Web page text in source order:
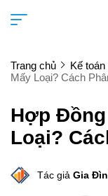
Trang chủ Kế
Mấy Loại? Cách
Hợp
Loại?
Tác giả Gia